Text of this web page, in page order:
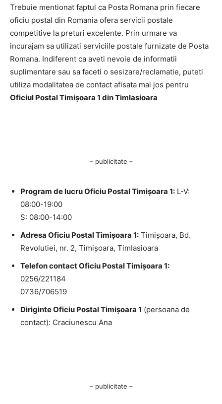
Trebuie mentionat faptul ca Posta Romana prin fiecare
oficiu postal din Romania ofera servicii postale
competitive la preturi excelente. Prin urmare va
incurajam sa utilizati serviciile postale furnizate de Posta
Romana. Indiferent ca aveti nevoie de informatii
suplimentare sau sa faceti o sesizare/reclamatie, puteti
utiliza modalitatea de contact afisata mai jos pentru
Oficiul Postal Timişoara 1 din TimIasioara
– publicitate –
Program de lucru Oficiu Postal Timişoara 1: L-V:
08:00-19:00
S: 08:00-14:00
Adresa Oficiu Postal Timişoara 1: Timişoara, Bd.
Revolutiei, nr. 2, Timişoara, TimIasioara
Telefon contact Oficiu Postal Timişoara 1:
0256/221184
0736/706519
Diriginte Oficiu Postal Timişoara 1 (persoana de
contact): Craciunescu Ana
– publicitate –